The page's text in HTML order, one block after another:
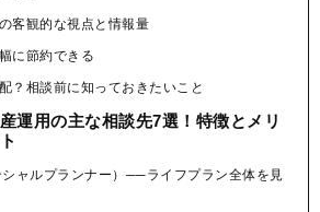
客観的な視点と情報量
に節約できる
？相談前に知っておきたいこと
運用の主な相談先7選！特徴とメリ
ャルプランナー）──ライフプラン全体を見